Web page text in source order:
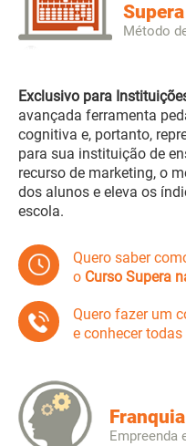
Método
Exclusivo para
avançada ferramenta
cognitiva e, portanto,
para sua instituição de
recurso de marketing, o
dos alunos e eleva os
escola.
Quero saber
o Curso Supera
Quero fazer um
e conhecer
Empreenda